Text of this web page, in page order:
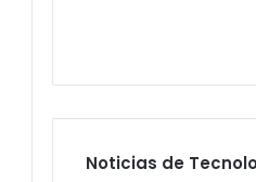
Noticias de